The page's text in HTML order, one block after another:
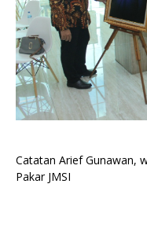
Catatan Arief Gunawan,
Pakar JMSI